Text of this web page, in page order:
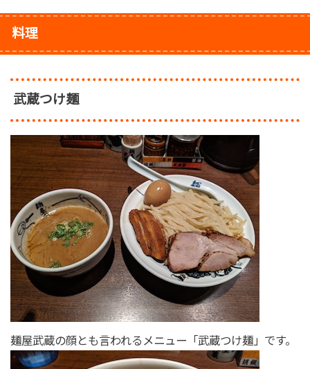
料理
武蔵つけ麺
麺屋武蔵の顔とも言われるメニュー「武蔵つけ麺」です。